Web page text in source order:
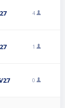
4
1
27 0